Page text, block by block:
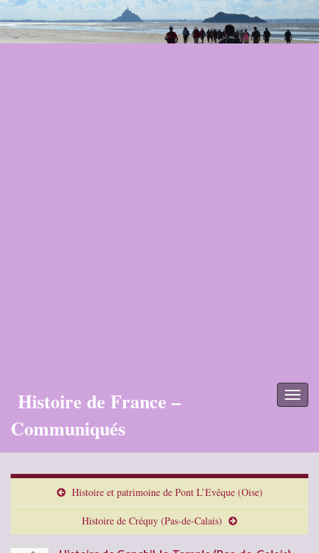
Histoire de France –
Communiqués
Histoire et patrimoine de Pont L’Evêque (Oise)
Histoire de Créquy (Pas-de-Calais)